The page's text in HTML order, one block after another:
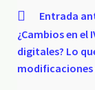
Entrada
¿Cambios en el
digitales? Lo
modificaciones